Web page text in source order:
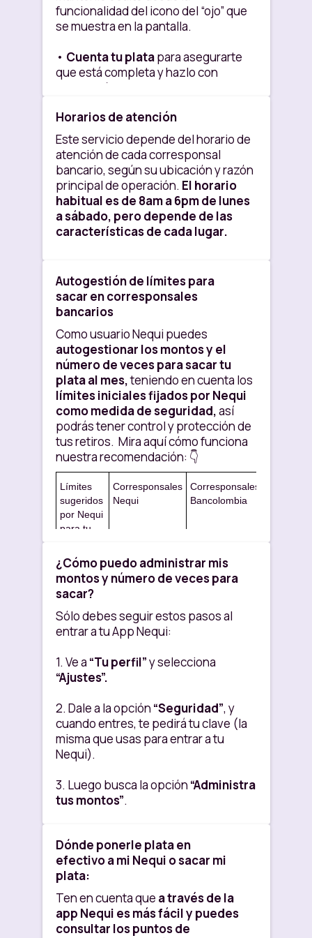
corresponsal. Y en los
corresponsales Nequi es máximo
Ten en cuenta que si tienes
por la regulación para hacer
recargas y retiros. Por eso, si
necesitas mayor capacidad de
manejo de dinero, te invitamos a
convertir tu Nequi en una Cuenta
de Ahorros, lo cual te permitirá
operar con límites más amplios y
mayor flexibilidad.
5. Este código te servirá para sacar
en cualquiera de los canales
habilitados.
corresponsal, la persona encargada
te entregará una tirilla o soporte
dondepodrás conocer el detalle
de la transacción.
funcionalidad del icono del “ojo” que
se muestra en la pantalla.
• Cuenta tu platapara asegurarte
que está completa y hazlo con
precaución.
• Siempreverifica los datos de tu
cuentacuando vayas a recargar.
Horarios de atención
Este servicio depende del horario de
atención de cada corresponsal
bancario, según su ubicación y razón
principal de operación. El horario
habitual es de 8am a 6pm de lunes
a sábado, pero depende de las
características de cada lugar.
Autogestión de límites para
sacar en corresponsales
bancarios
Como usuario Nequi puedes
autogestionar los montos y el
número de veces para sacar tu
plata al mes,teniendo en cuenta los
límites iniciales fijados por Nequi
como medida de seguridad,así
podrás tener control y protección de
tus retiros. Mira aquí cómo funciona
nuestra recomendación: 👇
Límites
sugeridos
por Nequi
para tu
Corresponsales
Nequi
Corresponsales
Bancolombia
Número
máximo
de retiros
al mes
10 10
mínimo
por retiro
$ 10,000
máximo
por retiros
al día
plata?
veces que puedes retirar al mes y
el monto diario máximo por retiros
al día,
•Puedes ajustar los límites para
sacar hasta un máximo de 20 veces
¿Cómo puedo administrar mis
montos y número de veces para
sacar?
Sólo debes seguir estos pasos al
entrar a tu App Nequi:
1. Ve a “Tu perfil”y selecciona
“Ajustes”.
2. Dale a la opción “Seguridad”, y
cuando entres, te pedirá tu clave (la
misma que usas para entrar a tu
Nequi).
3. Luego busca la opción “Administra
tus montos”.
sacar”.
5. Registra tus cambios permitidos.
Si el monto máximo por retiros al día o
el número de retiros al mes que
ingreseses una cifra superior al
Dónde ponerle plata en
efectivo a mi Nequi o sacar mi
plata:
Ten en cuenta que a través de la
app Nequi es más fácil y puedes
consultar los puntos de